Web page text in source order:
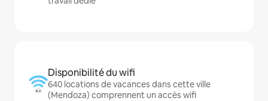
Disponibilité du wifi
640 locations de vacances dans cette ville
(Mendoza) comprennent un accès wifi